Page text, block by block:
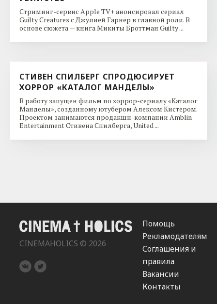
Стриминг-сервис Apple TV+ анонсировал сериал
Guilty Creatures с Джулией Гарнер в главной роли. В
основе сюжета — книга Микиты Броттман Guilty ...
СТИВЕН СПИЛБЕРГ СПРОДЮСИРУЕТ
ХОРРОР «КАТАЛОГ МАНДЕЛЫ»
В работу запущен фильм по хоррор-сериалу «Каталог
Манделы», созданному ютубером Алексом Кистером.
Проектом занимаются продакшн-компании Amblin
Entertainment Стивена Спилберга, United ...
CINEMAHOLICS © 2026
Помощь
Рекламодателям
Соглашения и
правила
Вакансии
Контакты